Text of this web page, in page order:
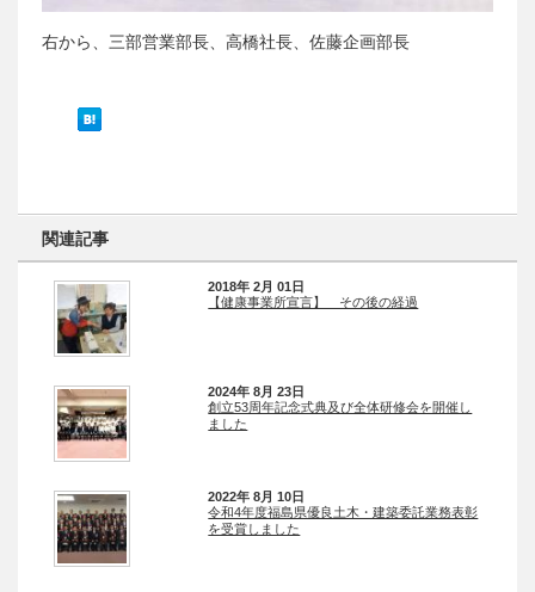
右から、三部営業部長、高橋社長、佐藤企画部長
関連記事
2018年 2月 01日
【健康事業所宣言】 その後の経過
2024年 8月 23日
創立53周年記念式典及び全体研修会を開催し
ました
2022年 8月 10日
令和4年度福島県優良土木・建築委託業務表彰
を受賞しました